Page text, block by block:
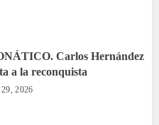
Carlos Hernández
a la reconquista
2026